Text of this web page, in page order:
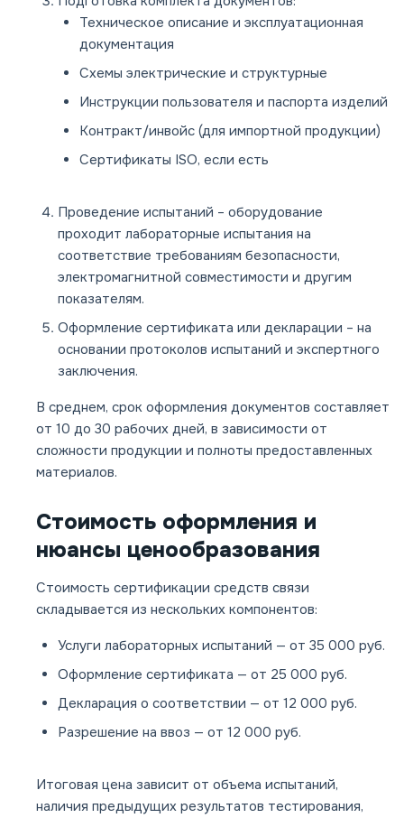
Техническое описание и эксплуатационная
документация
Схемы электрические и структурные
Инструкции пользователя и паспорта изделий
Контракт/инвойс (для импортной продукции)
Сертификаты ISO, если есть
Проведение испытаний – оборудование
проходит лабораторные испытания на
соответствие требованиям безопасности,
электромагнитной совместимости и другим
показателям.
Оформление сертификата или декларации – на
основании протоколов испытаний и экспертного
заключения.
В среднем, срок оформления документов составляет
от 10 до 30 рабочих дней, в зависимости от
сложности продукции и полноты предоставленных
материалов.
Стоимость оформления и
нюансы ценообразования
Стоимость сертификации средств связи
складывается из нескольких компонентов:
Услуги лабораторных испытаний — от 35 000 руб.
Оформление сертификата — от 25 000 руб.
Декларация о соответствии — от 12 000 руб.
Разрешение на ввоз — от 12 000 руб.
Итоговая цена зависит от объема испытаний,
наличия предыдущих результатов тестирования,